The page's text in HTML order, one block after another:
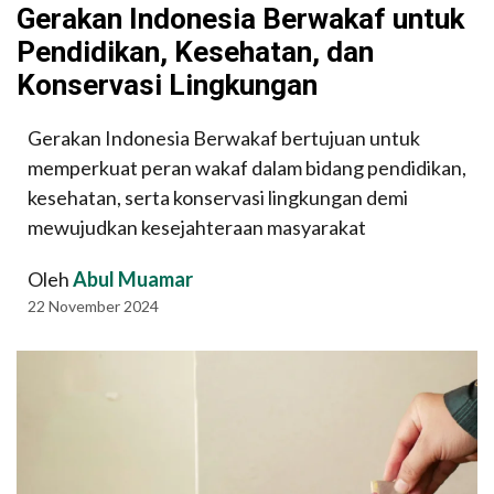
Gerakan Indonesia Berwakaf untuk
Pendidikan, Kesehatan, dan
Konservasi Lingkungan
Gerakan Indonesia Berwakaf bertujuan untuk
memperkuat peran wakaf dalam bidang pendidikan,
kesehatan, serta konservasi lingkungan demi
mewujudkan kesejahteraan masyarakat
OlehAbul Muamar
22 November 2024